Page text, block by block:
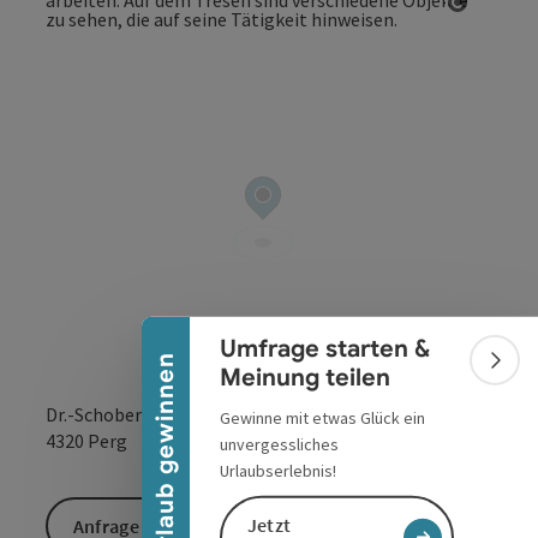
Urlaub gewinnen
Banner einklappen
Umfrage starten &
Meinung teilen
Gewinne mit etwas Glück ein
unvergessliches
Urlaubserlebnis!
Jetzt
Dr.-Schober-Straße 9
4320 Perg
Anfrage senden